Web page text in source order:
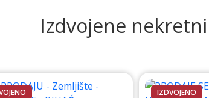
Izdvojene
IZDVOJENO